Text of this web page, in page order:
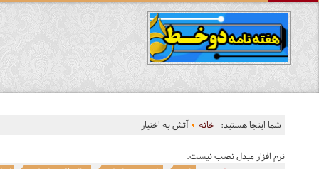
شما اینجا هستید: خانه آتش به اختیار
نرم افزار مبدل نصب نیست.